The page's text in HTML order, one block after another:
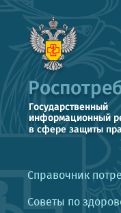
Справочник
Советы по